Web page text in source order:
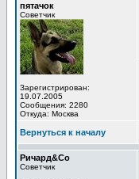
пятачок
Советчик
Зарегистрирован:
19.07.2005
Сообщения: 2280
Откуда: Москва
Вернуться к началу
Ричард&Со
Советчик